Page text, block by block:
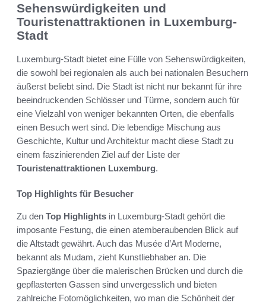
Sehenswürdigkeiten und
Touristenattraktionen in Luxemburg-
Stadt
Luxemburg-Stadt bietet eine Fülle von Sehenswürdigkeiten,
die sowohl bei regionalen als auch bei nationalen Besuchern
äußerst beliebt sind. Die Stadt ist nicht nur bekannt für ihre
beeindruckenden Schlösser und Türme, sondern auch für
eine Vielzahl von weniger bekannten Orten, die ebenfalls
einen Besuch wert sind. Die lebendige Mischung aus
Geschichte, Kultur und Architektur macht diese Stadt zu
einem faszinierenden Ziel auf der Liste der
Touristenattraktionen Luxemburg.
Top Highlights für Besucher
Zu den Top Highlights in Luxemburg-Stadt gehört die
imposante Festung, die einen atemberaubenden Blick auf
die Altstadt gewährt. Auch das Musée d’Art Moderne,
bekannt als Mudam, zieht Kunstliebhaber an. Die
Spaziergänge über die malerischen Brücken und durch die
gepflasterten Gassen sind unvergesslich und bieten
zahlreiche Fotomöglichkeiten, wo man die Schönheit der